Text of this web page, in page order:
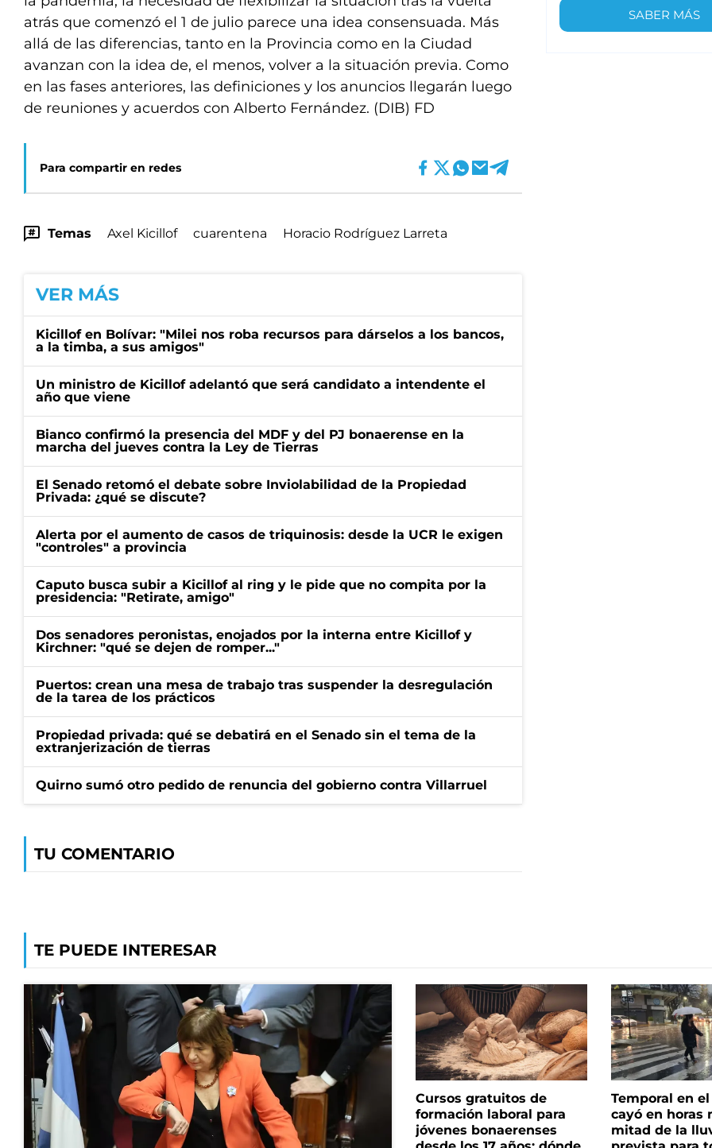
atrás que comenzó el 1 de julio parece una idea consensuada. Más
allá de las diferencias, tanto en la Provincia como en la Ciudad
avanzan con la idea de, el menos, volver a la situación previa. Como
en las fases anteriores, las definiciones y los anuncios llegarán luego
de reuniones y acuerdos con Alberto Fernández. (DIB) FD
Para compartir en redes
Temas Axel Kicillof cuarentena Horacio Rodríguez Larreta
VER MÁS
Kicillof en Bolívar: "Milei nos roba recursos para dárselos a los bancos,
a la timba, a sus amigos"
Un ministro de Kicillof adelantó que será candidato a intendente el
año que viene
Bianco confirmó la presencia del MDF y del PJ bonaerense en la
marcha del jueves contra la Ley de Tierras
El Senado retomó el debate sobre Inviolabilidad de la Propiedad
Privada: ¿qué se discute?
Alerta por el aumento de casos de triquinosis: desde la UCR le exigen
"controles" a provincia
Caputo busca subir a Kicillof al ring y le pide que no compita por la
presidencia: "Retirate, amigo"
Dos senadores peronistas, enojados por la interna entre Kicillof y
Kirchner: "qué se dejen de romper..."
Puertos: crean una mesa de trabajo tras suspender la desregulación
de la tarea de los prácticos
Propiedad privada: qué se debatirá en el Senado sin el tema de la
extranjerización de tierras
Quirno sumó otro pedido de renuncia del gobierno contra Villarruel
TU COMENTARIO
SABER MÁS
TE PUEDE INTERESAR
Cursos gratuitos de
formación laboral para
jóvenes bonaerenses
Temporal en el
cayó en horas
mitad de la